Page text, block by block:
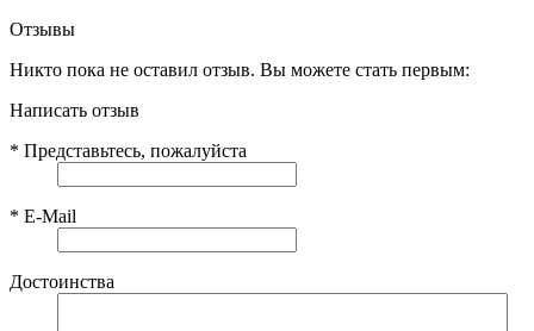
Отзывы
Никто пока не оставил отзыв. Вы можете стать первым:
Написать отзыв
* Представьтесь, пожалуйста
* E-Mail
Достоинства